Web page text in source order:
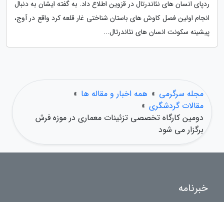
ردپای انسان های نئاندرتال در قزوین اطلاع داد. به گفته ایشان به دنبال
انجام اولین فصل کاوش های باستان شناختی غار قلعه کرد واقع در آوج،
پیشینه سکونت انسان های نئاندرتال...
مجله سرگرمی » همه اخبار و مقاله ها »
مقالات گردشگری »
دومین کارگاه تخصصی تزئینات معماری در موزه فرش
برگزار می شود
خبرنامه